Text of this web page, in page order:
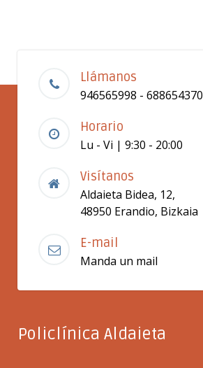
Llámanos
946565998 - 688654370
Horario
Lu - Vi | 9:30 - 20:00
Visítanos
Aldaieta Bidea, 12,
48950 Erandio, Bizkaia
E-mail
Manda un mail
Policlínica Aldaieta